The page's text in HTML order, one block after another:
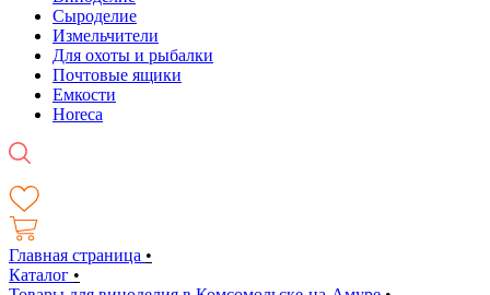
Сыроделие
Измельчители
Для охоты и рыбалки
Почтовые ящики
Емкости
Horeca
Главная страница •
Каталог •